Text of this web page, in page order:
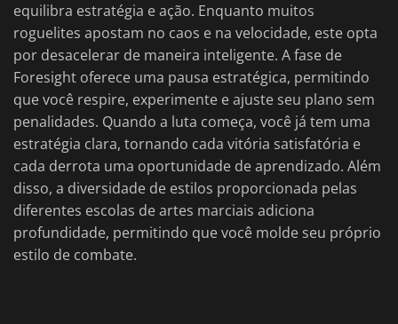
equilibra estratégia e ação. Enquanto muitos
roguelites apostam no caos e na velocidade, este opta
por desacelerar de maneira inteligente. A fase de
Foresight oferece uma pausa estratégica, permitindo
que você respire, experimente e ajuste seu plano sem
penalidades. Quando a luta começa, você já tem uma
estratégia clara, tornando cada vitória satisfatória e
cada derrota uma oportunidade de aprendizado. Além
disso, a diversidade de estilos proporcionada pelas
diferentes escolas de artes marciais adiciona
profundidade, permitindo que você molde seu próprio
estilo de combate.